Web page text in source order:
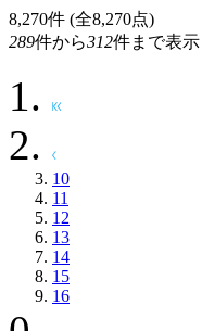
8,270件 (全8,270点)
289件から312件まで表示
10
11
12
13
14
15
16